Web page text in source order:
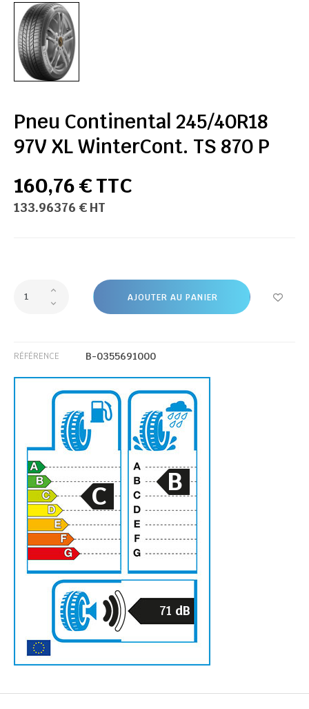
Pneu Continental 245/40R18
97V XL WinterCont. TS 870 P
160,76 € TTC
133.96376 € HT
AJOUTER AU PANIER
RÉFÉRENCE B-0355691000
C B
71 dB